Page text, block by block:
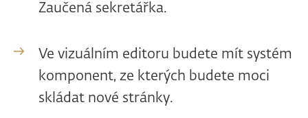
Zaučená sekretářka.
Ve vizuálním editoru budete mít systém
komponent, ze kterých budete moci
skládat nové stránky.